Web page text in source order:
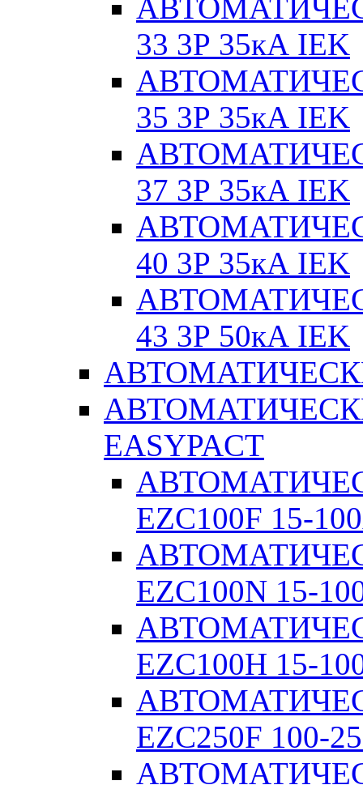
33 3Р 35кА IEK
35 3Р 35кА IEK
37 3Р 35кА IEK
40 3Р 35кА IEK
43 3Р 50кА IEK
EASYPACT
EZC100F 15-
EZC100N 15-
EZC100H 15-
EZC250F 100-